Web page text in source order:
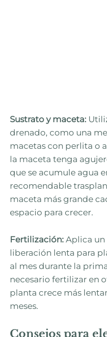
Sustrato y maceta:
drenado, como una
macetas con perlita o
la maceta tenga
que se acumule agua
recomendable
maceta más grande
espacio para crecer.
Fertilización: Aplica
liberación lenta para
al mes durante la
necesario fertilizar en
planta crece más
meses.
Consejos para